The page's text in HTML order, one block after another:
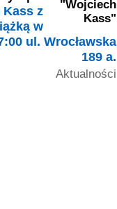
z
w
ul. Wrocławska
189 a.
Aktualności